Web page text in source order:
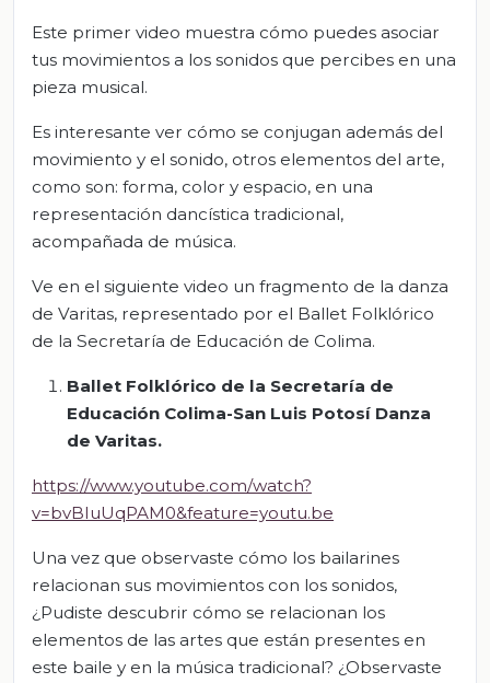
Este primer video muestra cómo puedes asociar
tus movimientos a los sonidos que percibes en una
pieza musical.
Es interesante ver cómo se conjugan además del
movimiento y el sonido, otros elementos del arte,
como son: forma, color y espacio, en una
representación dancística tradicional,
acompañada de música.
Ve en el siguiente video un fragmento de la danza
de Varitas, representado por el Ballet Folklórico
de la Secretaría de Educación de Colima.
Ballet Folklórico de la Secretaría de
Educación Colima-San Luis Potosí Danza
de Varitas.
https://www.youtube.com/watch?
v=bvBIuUqPAM0&feature=youtu.be
Una vez que observaste cómo los bailarines
relacionan sus movimientos con los sonidos,
¿Pudiste descubrir cómo se relacionan los
elementos de las artes que están presentes en
este baile y en la música tradicional? ¿Observaste